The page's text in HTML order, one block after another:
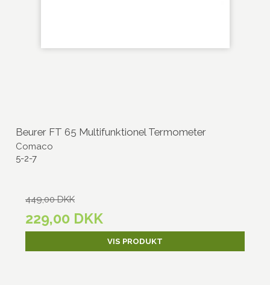
Beurer FT 65 Multifunktionel Termometer
Comaco
5-2-7
449,00 DKK
229,00 DKK
VIS PRODUKT